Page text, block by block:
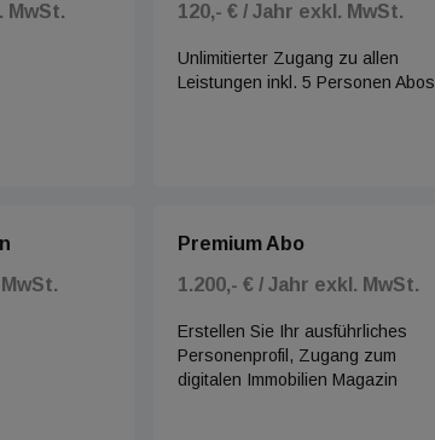
MwSt.
120,- € / Jahr exkl. MwSt.
Unlimitierter Zugang zu allen
Leistungen inkl. 5 Personen Abos
Premium Abo
1.200,- € / Jahr exkl. MwSt.
Erstellen Sie Ihr ausführliches
Personenprofil, Zugang zum
digitalen Immobilien Magazin